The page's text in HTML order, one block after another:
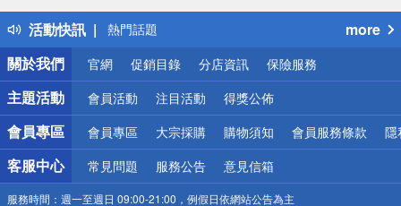
活動快訊
得獎公告
熱門話題
銀行優惠
偏遠地區配送
詐騙網頁！請小心！
more
關於我們
官網 促銷目錄 分店資訊 保險服務
主題活動 會員活動 注目活動 得獎公佈
會員專區 會員專區 大宗採購 購物須知 會員服務條款 隱
客服中心 常見問題 服務公告 意見信箱
服務時間： 週一至週日 09:00-21:00，例假日依網站公告為主